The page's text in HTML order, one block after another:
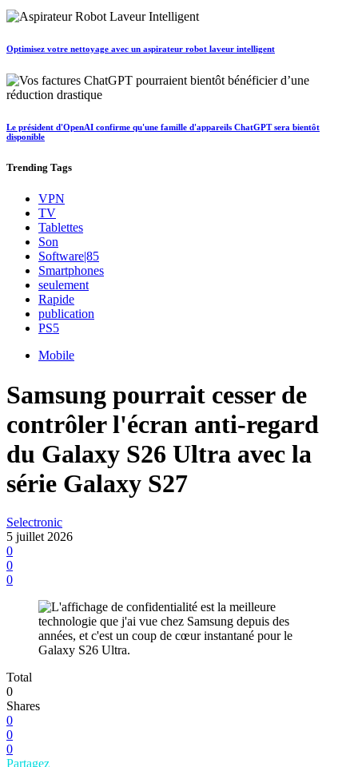
Optimisez votre nettoyage avec un aspirateur robot laveur intelligent
Le président d'OpenAI confirme qu'une famille d'appareils ChatGPT sera bientôt
disponible
Trending Tags
VPN
TV
Tablettes
Son
Software|85
Smartphones
seulement
Rapide
publication
PS5
Mobile
Samsung pourrait cesser de
contrôler l'écran anti-regard
du Galaxy S26 Ultra avec la
série Galaxy S27
Selectronic
5 juillet 2026
0
0
0
Total
0
Shares
0
0
0
Partagez